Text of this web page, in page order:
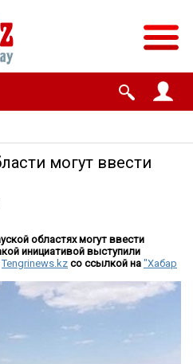
могут ввести
областях могут ввести
инициативой выступили
Tengrinews.kz со ссылкой на "Хабар